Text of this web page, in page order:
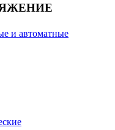
и автоматные